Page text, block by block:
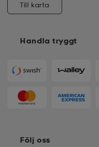
Handla tryggt
Till karta
Följ oss